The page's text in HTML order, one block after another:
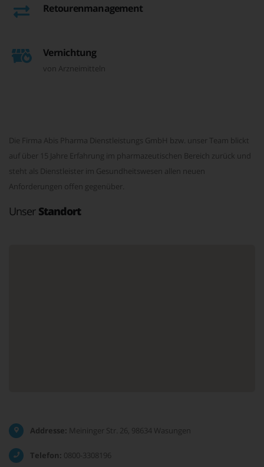
Retourenmanagement
Vernichtung
von Arzneimitteln
Die Firma Abis Pharma Dienstleistungs GmbH bzw. unser Team blickt
auf über 15 Jahre Erfahrung im pharmazeutischen Bereich zurück und
steht als Dienstleister im Gesundheitswesen allen neuen
Anforderungen offen gegenüber.
Unser Standort
Addresse: Meininger Str. 26, 98634 Wasungen
Telefon: 0800-3308196